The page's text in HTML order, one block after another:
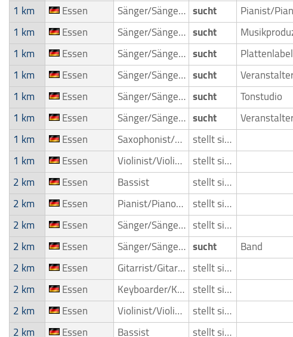
1 km Essen Sänger/Sängerin sucht
1 km Essen Sänger/Sängerin sucht
1 km Essen Sänger/Sängerin sucht Plattenlabel
1 km Essen Sänger/Sängerin sucht
1 km Essen Sänger/Sängerin sucht Tonstudio
1 km Essen Sänger/Sängerin sucht
1 km Essen Saxophonist/Saxophonspieler stellt sich vor
1 km Essen Violinist/Violinenspieler/Geiger stellt sich vor
2 km Essen Bassist stellt sich vor
2 km Essen Pianist/Pianospieler stellt sich vor
2 km Essen Sänger/Sängerin stellt sich vor
2 km Essen Sänger/Sängerin sucht Band
2 km Essen Gitarrist/Gitarrenspieler stellt sich vor
2 km Essen Keyboarder/Keyboardspieler stellt sich vor
2 km Essen Violinist/Violinenspieler/Geiger stellt sich vor
2 km Essen Bassist stellt sich vor